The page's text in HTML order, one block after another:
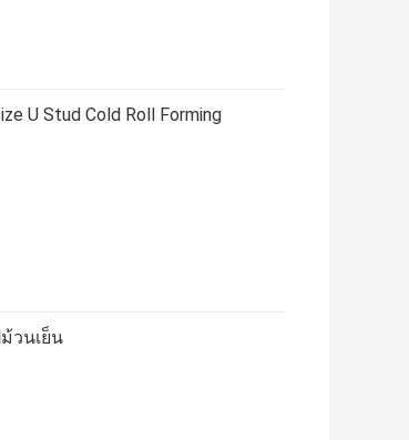
U Stud Cold Roll Forming
วนเย็น